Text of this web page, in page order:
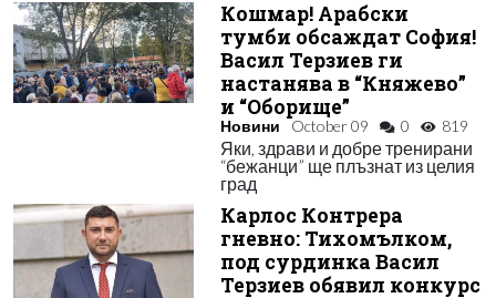
Кошмар! Арабски
тумби обсаждат София!
Васил Терзиев ги
настанява в “Княжево”
и “Оборище”
Новини October 09 0 819
Яки, здрави и добре тренирани
“бежанци” ще плъзнат из целия
град
Карлос Контрера
гневно: Тихомълком,
под сурдинка Васил
Терзиев обявил конкурс